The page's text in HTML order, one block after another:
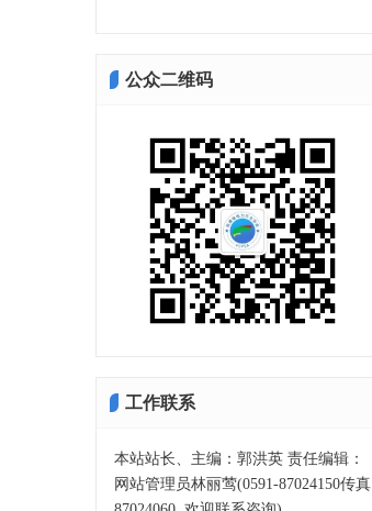
公众二维码
工作联系
本站站长、主编：郭洪英 责任编辑：
网站管理员林丽莺(0591-87024150传真